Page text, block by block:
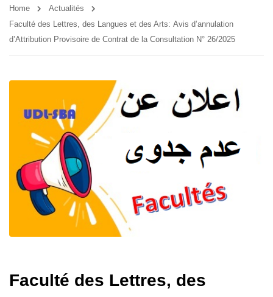
Home
Actualités
Faculté des Lettres, des Langues et des Arts: Avis d’annulation
d’Attribution Provisoire de Contrat de la Consultation N° 26/2025
Faculté des Lettres, des